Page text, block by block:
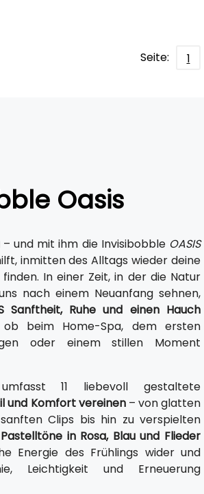
Seite: 1
Oasis
– und mit ihm die Invisibobble OASIS
inmitten des Alltags wieder deine
In einer Zeit, in der die Natur
nach einem Neuanfang sehnen,
Sanftheit, Ruhe und einen Hauch
beim Home-Spa, dem ersten
oder einem stillen Moment
11 liebevoll gestaltete
und Komfort vereinen– von glatten
Clips bis hin zu verspielten
in Rosa, Blau und Flieder
Energie des Frühlings wider und
Leichtigkeit und Erneuerung